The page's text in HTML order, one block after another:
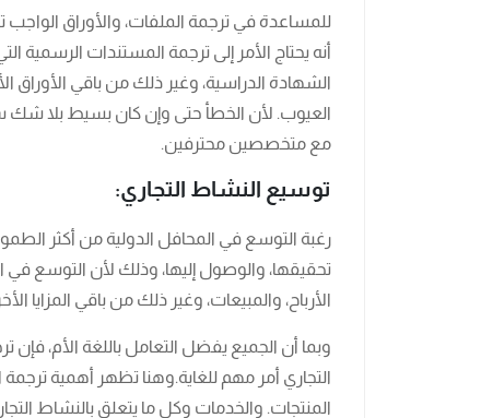
للمساعدة في ترجمة الملفات، والأوراق الواجب
أنه يحتاج الأمر إلى ترجمة المستندات الرسمية
الشهادة الدراسية، وغير ذلك من باقي الأوراق
العيوب. لأن الخطأ حتى وإن كان بسيط بلا شك
مع متخصصين محترفين.
توسيع النشاط التجاري:
رغبة التوسع في المحافل الدولية من أكثر
تحقيقها، والوصول إليها، وذلك لأن التوسع
الأرباح، والمبيعات، وغير ذلك من باقي المزايا
وبما أن الجميع يفضل التعامل باللغة الأم، فإن
التجاري أمر مهم للغاية.وهنا تظهر أهمية
المنتجات. والخدمات وكل ما يتعلق بالنشاط